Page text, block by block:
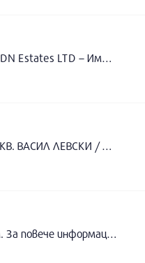
Напълно обзаведена гарсониера под наем в кв. Васил Левски | Район Абаята | Казанлък SDN Estates LTD – Имоти Казанлък предлага под наем напълно обзаведена гарсониера, разположена в района на Абаята, кв. Васил Левски.Жилището е светло, функционално и предлага всичко необходимо за комфортно ежедневие. Отдава се напълно обзаведено и е готово за незабавно нанасяне.Основни характеристики:✔ Район: Абаята, кв. Васил Левски✔ Напълно обзаведена✔ Готова за нанасяне✔ Подходяща за един човек или двойкаНаем: 300 евро / месецЗа повече информация и организиране на оглед:0878 924 5880878 924 585www.sdnestate.comSDN Estates LTD – Спокойствие. Сигурност. Професионализъм.
АГЕНЦИЯ ЗА НЕДВ.ИМОТИ ”ЕВРОПА” ОТДАВА ПОД НАЕМ ОБЗАВЕДЕНА ГАРСОНИЕРА В КВ. ВАСИЛ ЛЕВСКИ / НА АБАЯТА /,
Агенция Имотекс отдава под наем едностаен апартамент в близост до парк Розариум. За повече информация: Имотекс – 0877332131